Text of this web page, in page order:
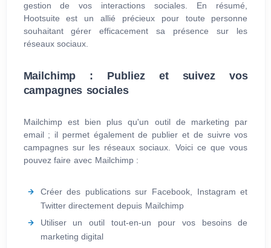
gestion de vos interactions sociales. En résumé,
Hootsuite est un allié précieux pour toute personne
souhaitant gérer efficacement sa présence sur les
réseaux sociaux.
Mailchimp : Publiez et suivez vos
campagnes sociales
Mailchimp est bien plus qu'un outil de marketing par
email ; il permet également de publier et de suivre vos
campagnes sur les réseaux sociaux. Voici ce que vous
pouvez faire avec Mailchimp :
Créer des publications sur Facebook, Instagram et
Twitter directement depuis Mailchimp
Utiliser un outil tout-en-un pour vos besoins de
marketing digital